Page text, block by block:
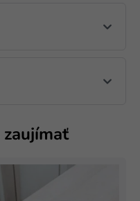
zaujímať